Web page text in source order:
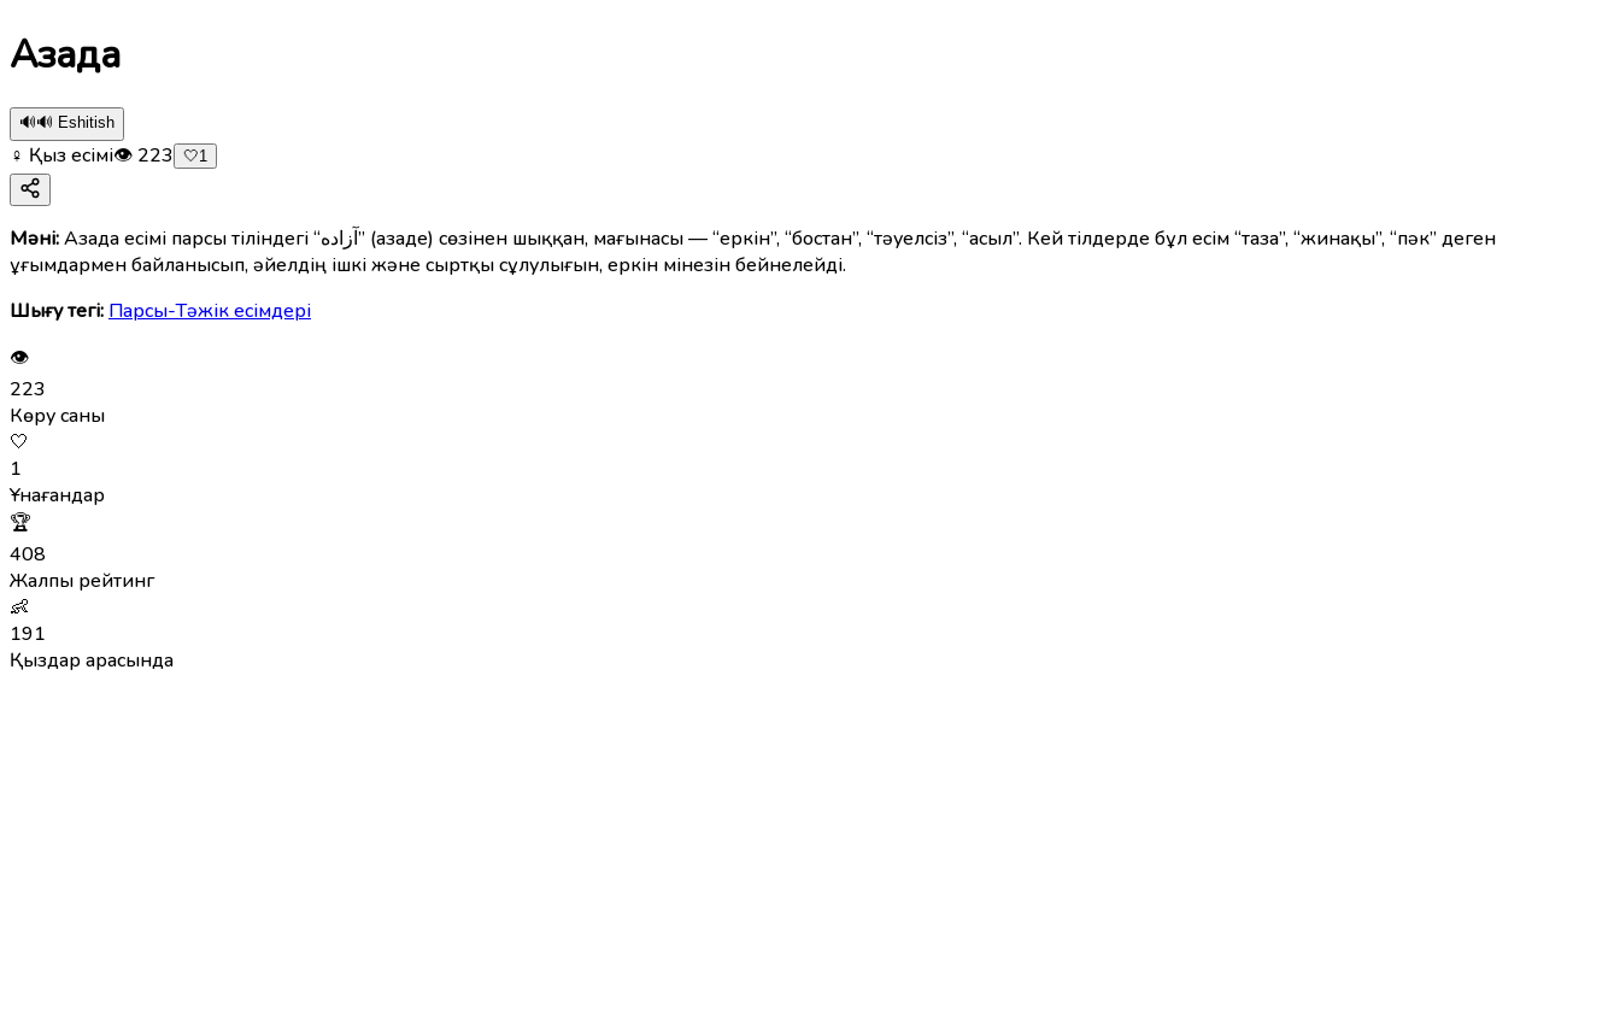
Азада
🔊🔊 Eshitish
♀ Қыз есімі👁 223 🤍1
Мәні:Азада есімі парсы тіліндегі “آزاده” (азаде) сөзінен шыққан, мағынасы — “еркін”, “бостан”, “тәуелсіз”, “асыл”. Кей тілдерде бұл есім “таза”, “жинақы”, “пәк” деген
ұғымдармен байланысып, әйелдің ішкі және сыртқы сұлулығын, еркін мінезін бейнелейді.
Шығу тегі: Парсы-Тәжік есімдері
👁
223
Көру саны
🤍
1
Ұнағандар
🏆
408
Жалпы рейтинг
👶
191
Қыздар арасында